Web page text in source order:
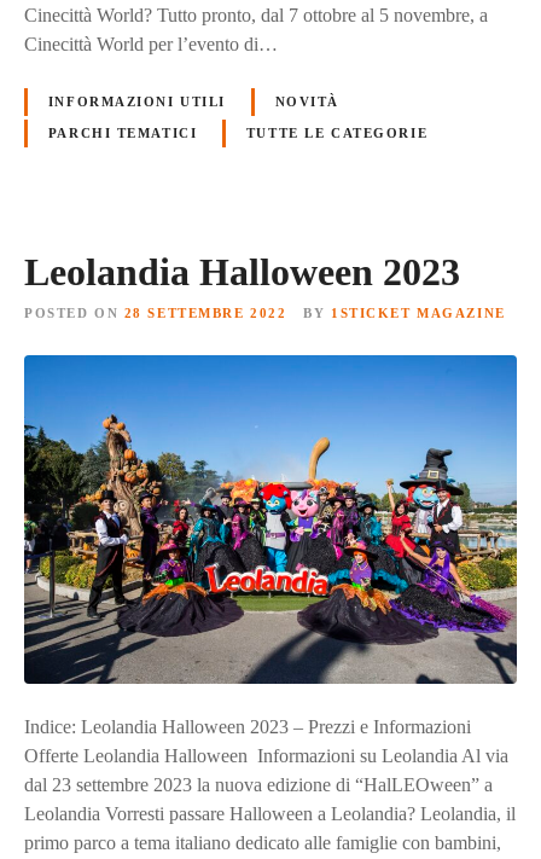
Cinecittà World? Tutto pronto, dal 7 ottobre al 5 novembre, a
Cinecittà World per l’evento di…
INFORMAZIONI UTILI NOVITÀ
PARCHI TEMATICI TUTTE LE CATEGORIE
Leolandia Halloween 2023
POSTED ON 28 SETTEMBRE 2022 BY 1STICKET MAGAZINE
Indice: Leolandia Halloween 2023 – Prezzi e Informazioni
Offerte Leolandia Halloween Informazioni su Leolandia Al via
dal 23 settembre 2023 la nuova edizione di “HalLEOween” a
Leolandia Vorresti passare Halloween a Leolandia? Leolandia, il
primo parco a tema italiano dedicato alle famiglie con bambini,